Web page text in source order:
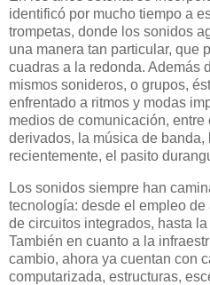
identificó por mucho tiempo a
trompetas, donde los sonidos
una manera tan particular, que
cuadras a la redonda. Además
mismos sonideros, o grupos,
enfrentado a ritmos y modas
medios de comunicación,
derivados, la música de banda,
recientemente, el pasito
Los sonidos siempre han
tecnología: desde el empleo
de circuitos integrados, hasta
También en cuanto a la
cambio, ahora ya cuentan con
computarizada, estructuras,